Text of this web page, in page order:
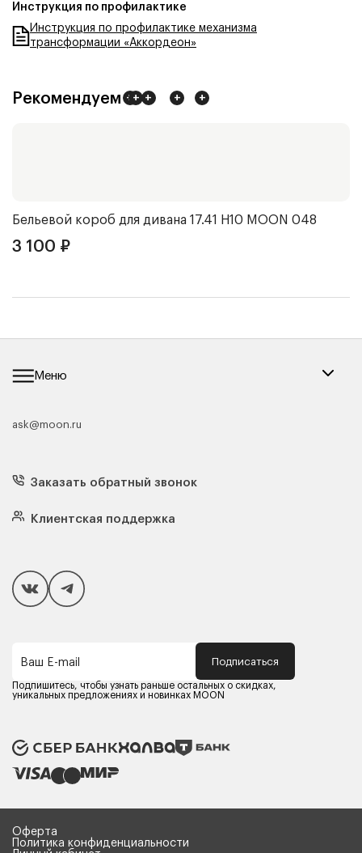
Инструкция по профилактике
Инструкция по профилактике механизма
трансформации «Аккордеон»
+ +
+ +
+
Рекомендуем
Бельевой короб для дивана 17.41 Н10 MOON 048
3 100 ₽
Меню
Каталог мебели
Кресла
Матрасы
Подушки
Чехлы и наматрасники
Покупателям
Способы оплаты
Компания MOON
Оферта
Политика конфиденциальности
Карьера в MOON
ask@moon.ru
Заказать обратный звонок
Клиентская поддержка
Ваш E-mail Подписаться
Подпишитесь, чтобы узнать раньше остальных о скидках,
уникальных предложениях и новинках MOON
Оферта
Политика конфиденциальности